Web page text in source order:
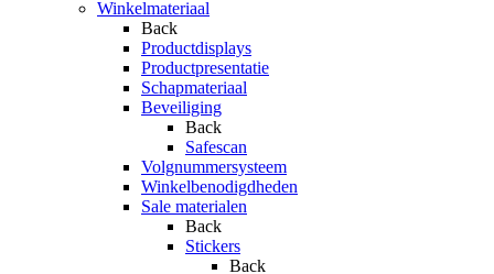
Winkelmateriaal
Back
Productdisplays
Productpresentatie
Schapmateriaal
Beveiliging
Back
Safescan
Volgnummersysteem
Winkelbenodigdheden
Sale materialen
Back
Stickers
Back